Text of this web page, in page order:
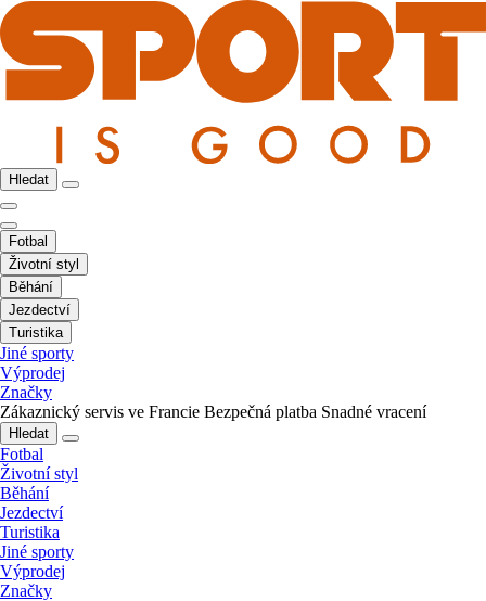
Hledat
Fotbal
Životní styl
Běhání
Jezdectví
Turistika
Jiné sporty
Výprodej
Značky
Zákaznický servis ve Francie Bezpečná platba Snadné vracení
Hledat
Fotbal
Životní styl
Běhání
Jezdectví
Turistika
Jiné sporty
Výprodej
Značky